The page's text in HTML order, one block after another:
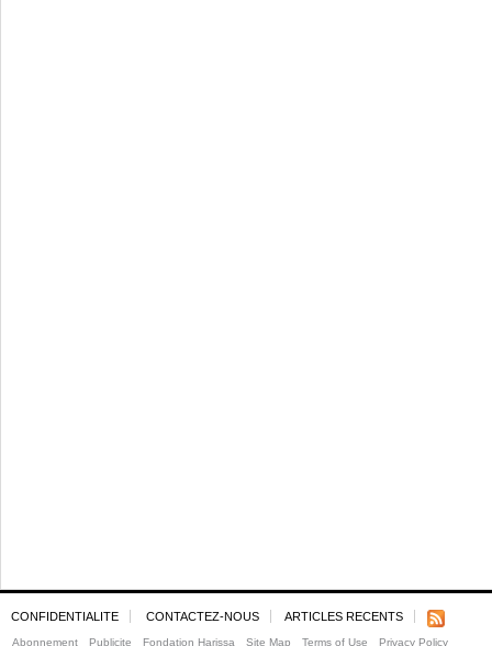
CONFIDENTIALITE CONTACTEZ-NOUS ARTICLES RECENTS
Abonnement Publicite Fondation Harissa Site Map Terms of Use Privacy Policy